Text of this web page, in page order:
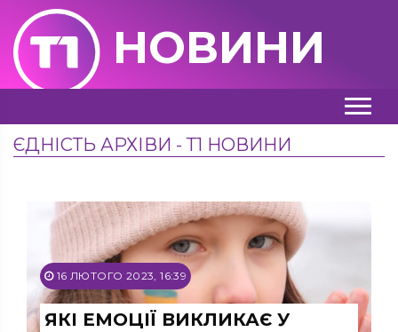
НОВИНИ
ЄДНІСТЬ АРХІВИ - Т1 НОВИНИ
16 ЛЮТОГО 2023, 16:39
ЯКІ ЕМОЦІЇ ВИКЛИКАЄ У